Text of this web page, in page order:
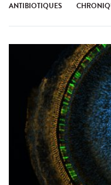
ANTIBIOTIQUES